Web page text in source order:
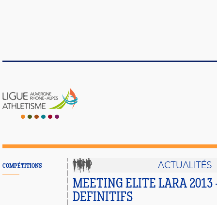
COMPÉTITIONS ACTUALITÉS
MEETING ELITE LARA 2013
DEFINITIFS